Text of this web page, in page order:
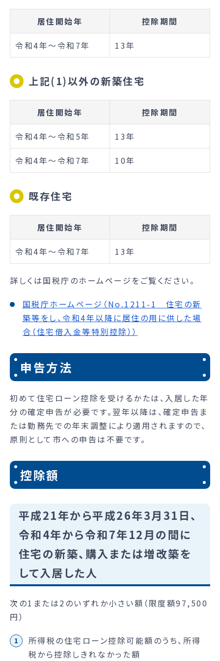
居住開始年 控除期間
令和4年～令和7年 13年
上記(1)以外の新築住宅
居住開始年 控除期間
令和4年～令和5年 13年
令和4年～令和7年 10年
既存住宅
居住開始年 控除期間
令和4年～令和7年 13年
詳しくは国税庁のホームページをご覧ください。
国税庁ホームページ（No.1211-1 住宅の新
築等をし、令和4年以降に居住の用に供した場
合（住宅借入金等特別控除））
申告方法
初めて住宅ローン控除を受けるかたは、入居した年
分の確定申告が必要です。翌年以降は、確定申告ま
たは勤務先での年末調整により適用されますので、
原則として市への申告は不要です。
控除額
平成21年から平成26年3月31日、
令和4年から令和7年12月の間に
住宅の新築、購入または増改築を
して入居した人
次の1または2のいずれか小さい額（限度額97,500
円）
所得税の住宅ローン控除可能額のうち、所得
税から控除しきれなかった額